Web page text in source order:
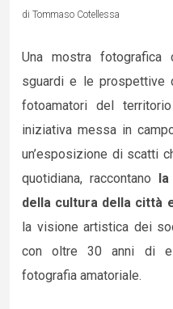
di Tommaso Cotellessa
Una mostra fotografica
sguardi e le prospettive
fotoamatori del
iniziativa messa in
un’esposizione di scatti
quotidiana, raccontano
della cultura della città
la visione artistica dei
con oltre 30 anni di
fotografia amatoriale.